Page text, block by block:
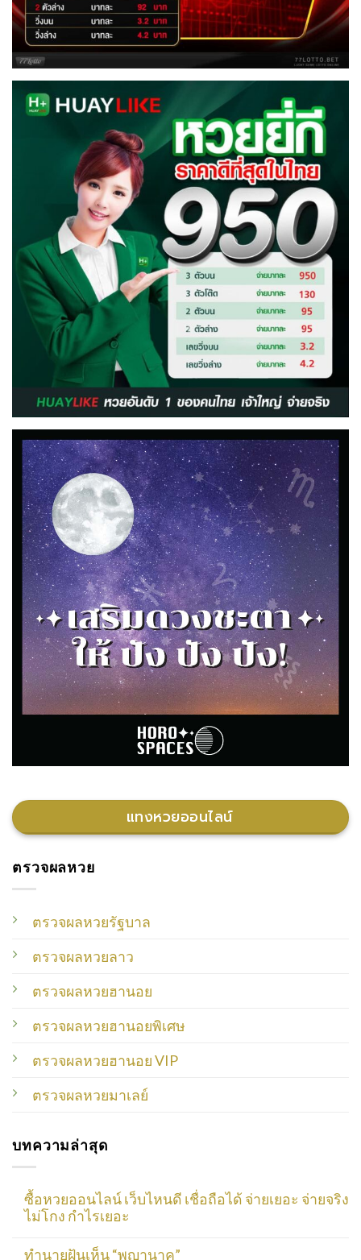
แทงหวยออนไลน์
ตรวจผลหวย
ตรวจผลหวยรัฐบาล
ตรวจผลหวยลาว
ตรวจผลหวยฮานอย
ตรวจผลหวยฮานอยพิเศษ
ตรวจผลหวยฮานอย VIP
ตรวจผลหวยมาเลย์
บทความล่าสุด
ซื้อหวยออนไลน์ เว็บไหนดี เชื่อถือได้ จ่ายเยอะ จ่ายจริง
ไม่โกง กำไรเยอะ
ทำนายฝันเห็น “พญานาค”